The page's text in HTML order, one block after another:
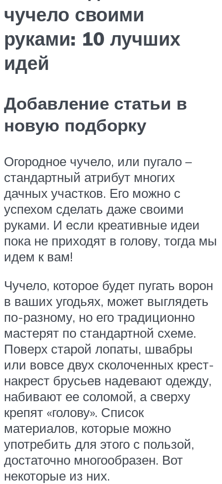
чучело своими
руками: 10 лучших
идей
Добавление статьи в
новую подборку
Огородное чучело, или пугало –
стандартный атрибут многих
дачных участков. Его можно с
успехом сделать даже своими
руками. И если креативные идеи
пока не приходят в голову, тогда мы
идем к вам!
Чучело, которое будет пугать ворон
в ваших угодьях, может выглядеть
по-разному, но его традиционно
мастерят по стандартной схеме.
Поверх старой лопаты, швабры
или вовсе двух сколоченных крест-
накрест брусьев надевают одежду,
набивают ее соломой, а сверху
крепят «голову». Список
материалов, которые можно
употребить для этого с пользой,
достаточно многообразен. Вот
некоторые из них.